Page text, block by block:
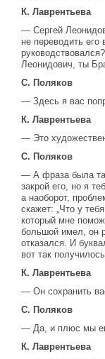
К. Лаврентьева
— Сергей
не переводить
Леонидович, ты
С. Поляков
— Здесь я вас
К. Лаврентьева
— Это
С. Поляков
— А фраза была
закрой его, но я
а наоборот,
скажет: „Что у
который мне
большой имел, он
отказался. И
вот так
К. Лаврентьева
— Он сохранить
С. Поляков
— Да, и плюс мы
К. Лаврентьева